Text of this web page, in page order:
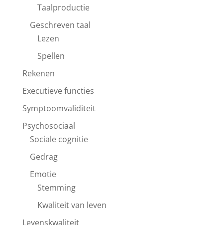
Taalproductie
Geschreven taal
Lezen
Spellen
Rekenen
Executieve functies
Symptoomvaliditeit
Psychosociaal
Sociale cognitie
Gedrag
Emotie
Stemming
Kwaliteit van leven
Levenskwaliteit